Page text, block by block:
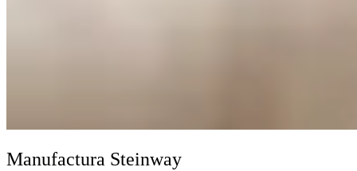
Manufactura Steinway